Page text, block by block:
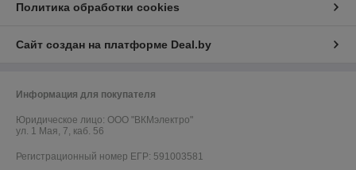
Политика обработки cookies
Сайт создан на платформе Deal.by
Информация для покупателя
Юридическое лицо: ООО "ВКМэлектро"
ул. 1 Мая, 7, каб. 56
Регистрационный номер ЕГР: 591003581